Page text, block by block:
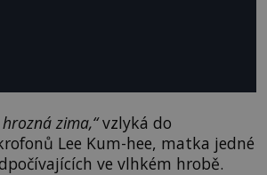
zima,“vzlyká do
Lee Kum-hee, matka jedné
ve vlhkém hrobě.